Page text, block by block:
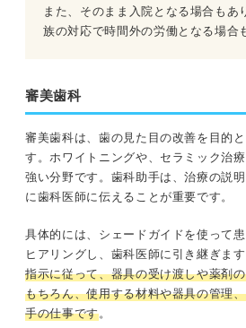
また、そのまま入院となる場合もあ
族の対応で時間外の労働となる場合
審美歯科
審美歯科は、歯の見た目の改善を目的
す。ホワイトニングや、セラミック治
強い分野です。歯科助手は、治療の説
に歯科医師に伝えることが重要です。
具体的には、シェードガイドを使って
ヒアリングし、歯科医師に引き継ぎま
指示に従って、器具の受け渡しや薬剤
もちろん、使用する材料や器具の管理
手の仕事です。